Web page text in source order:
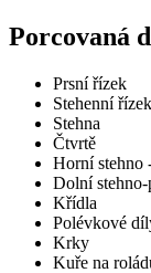
Porcovaná
Prsní řízek
Stehenní řízek
Stehna
Čtvrtě
Horní stehno
Dolní stehno-
Křídla
Polévkové
Krky
Kuře na